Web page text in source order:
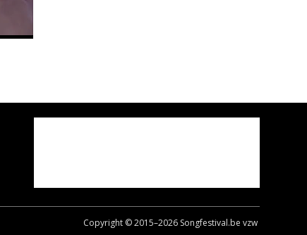
Copyright © 2015–2026 Songfestival.be vzw